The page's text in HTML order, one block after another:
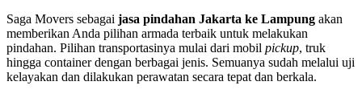
Saga Movers sebagai jasa pindahan Jakarta ke Lampung akan
memberikan Anda pilihan armada terbaik untuk melakukan
pindahan. Pilihan transportasinya mulai dari mobil pickup, truk
hingga container dengan berbagai jenis. Semuanya sudah melalui uji
kelayakan dan dilakukan perawatan secara tepat dan berkala.